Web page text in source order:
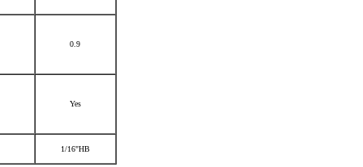
0.9
Yes
1/16"HB